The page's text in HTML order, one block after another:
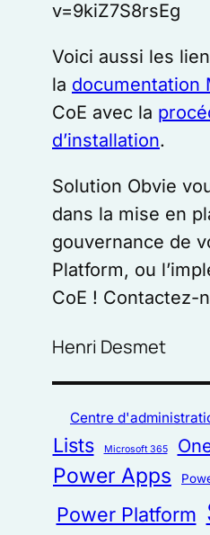
v=9kiZ7S8rsEg
Voici aussi les
la documentation
CoE avec la
d’installation.
Solution Obvie
dans la mise en
gouvernance de
Platform, ou
CoE ! Contactez-
Henri Desmet
Centre
Lists Microsoft 365
Power Apps
Power Platform